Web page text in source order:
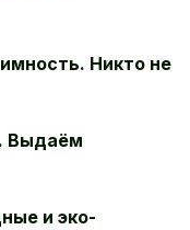
Никто не
Выдаём
и эко-